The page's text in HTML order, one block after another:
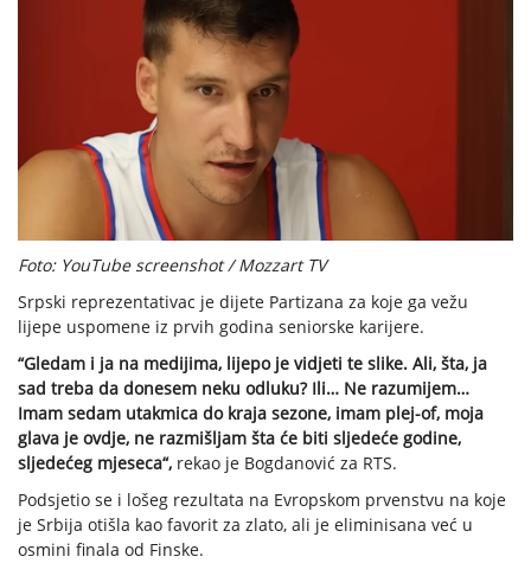
Foto: YouTube screenshot / Mozzart TV
Srpski reprezentativac je dijete Partizana za koje ga vežu
lijepe uspomene iz prvih godina seniorske karijere.
“Gledam i ja na medijima, lijepo je vidjeti te slike. Ali, šta, ja
sad treba da donesem neku odluku? Ili… Ne razumijem…
Imam sedam utakmica do kraja sezone, imam plej-of, moja
glava je ovdje, ne razmišljam šta će biti sljedeće godine,
sljedećeg mjeseca“, rekao je Bogdanović za RTS.
Podsjetio se i lošeg rezultata na Evropskom prvenstvu na koje
je Srbija otišla kao favorit za zlato, ali je eliminisana već u
osmini finala od Finske.